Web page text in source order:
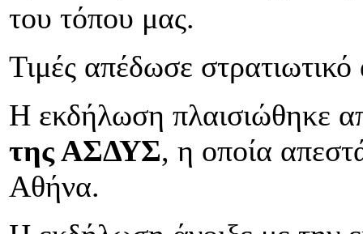
του τόπου μας.
Τιμές απέδωσε
Η εκδήλωση πλαισιώθηκε
της ΑΣΔΥΣ, η οποία
Αθήνα.